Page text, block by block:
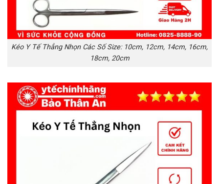
Kéo Y Tế Thẳng Nhọn Các Số Size: 10cm, 12cm, 14cm, 16cm,
18cm, 20cm